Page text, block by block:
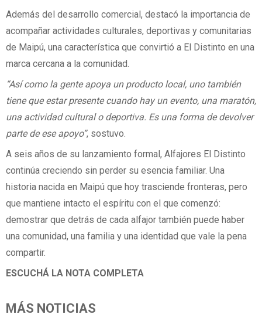
Además del desarrollo comercial, destacó la importancia de
acompañar actividades culturales, deportivas y comunitarias
de Maipú, una característica que convirtió a El Distinto en una
marca cercana a la comunidad.
“Así como la gente apoya un producto local, uno también
tiene que estar presente cuando hay un evento, una maratón,
una actividad cultural o deportiva. Es una forma de devolver
parte de ese apoyo”, sostuvo.
A seis años de su lanzamiento formal, Alfajores El Distinto
continúa creciendo sin perder su esencia familiar. Una
historia nacida en Maipú que hoy trasciende fronteras, pero
que mantiene intacto el espíritu con el que comenzó:
demostrar que detrás de cada alfajor también puede haber
una comunidad, una familia y una identidad que vale la pena
compartir.
ESCUCHÁ LA NOTA COMPLETA
MÁS NOTICIAS